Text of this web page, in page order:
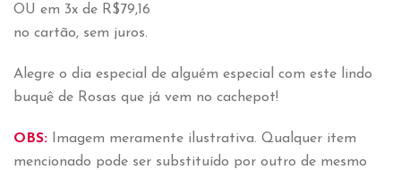
OU em 3x de R$79,16
no cartão, sem juros.
Alegre o dia especial de alguém especial com este lindo
buquê de Rosas que já vem no cachepot!
OBS: Imagem meramente ilustrativa. Qualquer item
mencionado pode ser substituído por outro de mesmo